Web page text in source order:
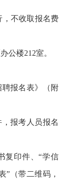
不收取报名费
楼212室。
报名表》（附
报考人员报名
印件、“学信
”（带二维码，